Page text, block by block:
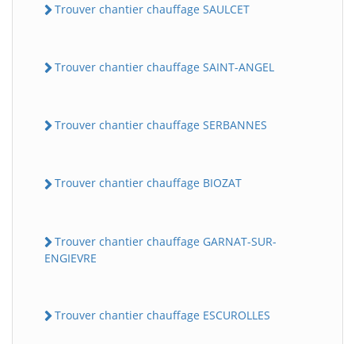
Trouver chantier chauffage SAULCET
Trouver chantier chauffage SAINT-ANGEL
Trouver chantier chauffage SERBANNES
Trouver chantier chauffage BIOZAT
Trouver chantier chauffage GARNAT-SUR-
ENGIEVRE
Trouver chantier chauffage ESCUROLLES